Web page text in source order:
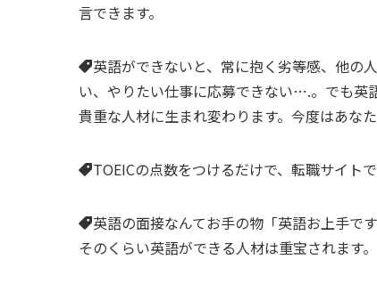
言できます。
英語ができないと、常に抱く劣等感、他の
い、やりたい仕事に応募できない….。でも英
貴重な人材に生まれ変わります。今度はあな
TOEICの点数をつけるだけで、転職サイト
英語の面接なんてお手の物「英語お上手で
そのくらい英語ができる人材は重宝されます。